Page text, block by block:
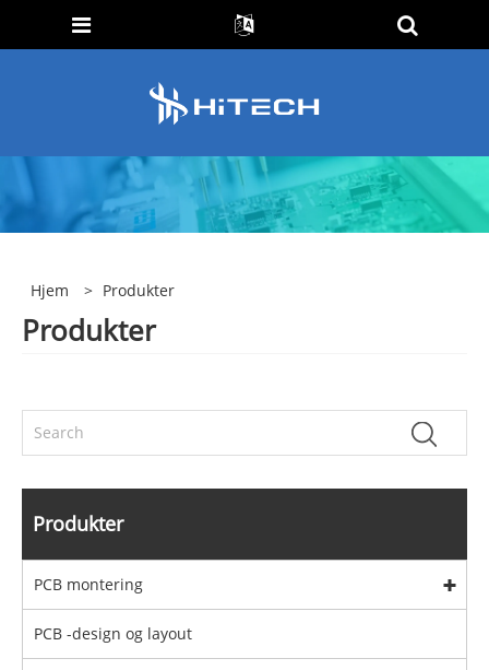
Hjem > Produkter
Produkter
Produkter
PCB montering
PCB -design og layout